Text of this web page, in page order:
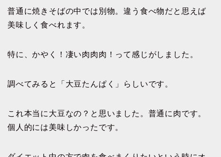
普通に焼きそばの中では別物。違う食べ物だと思えば
美味しく食べれます。
特に、かやく！凄い肉肉肉！って感じがしました。
調べてみると「大豆たんぱく」らしいです。
これ本当に大豆なの？と思いました。普通に肉です。
個人的には美味しかったです。